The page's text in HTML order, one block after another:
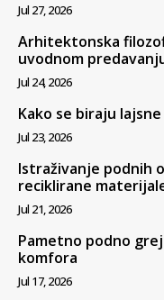
Jul 27, 2026
Arhitektonska
uvodnom
Jul 24, 2026
Kako se biraju
Jul 23, 2026
Istraživanje podnih
reciklirane
Jul 21, 2026
Pametno podno
komfora
Jul 17, 2026